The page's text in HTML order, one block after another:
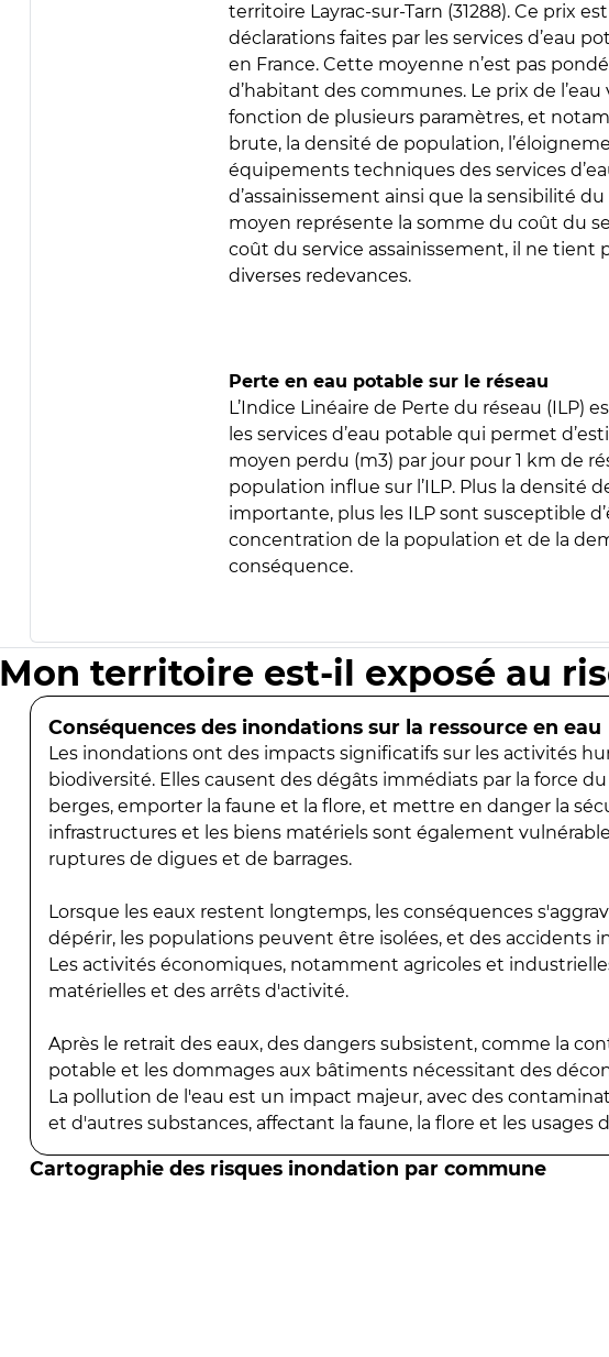
territoire Layrac-sur-Tarn (31288). Ce prix
déclarations faites par les services d’eau
en France. Cette moyenne n’est pas
d’habitant des communes. Le prix de
fonction de plusieurs paramètres, et
brute, la densité de population,
équipements techniques des services
d’assainissement ainsi que la sensibilité
moyen représente la somme du coût du
coût du service assainissement, il ne tient
diverses redevances.
Perte en eau potable sur le réseau
L’Indice Linéaire de Perte du réseau (ILP)
les services d’eau potable qui permet
moyen perdu (m3) par jour pour 1 km de
population influe sur l’ILP. Plus la densité
importante, plus les ILP sont susceptible
concentration de la population et de la
conséquence.
Mon territoire est-il exposé au
Conséquences des inondations sur la ressource en eau
Les inondations ont des impacts significatifs sur les activités
biodiversité. Elles causent des dégâts immédiats par la force
berges, emporter la faune et la flore, et mettre en danger la
infrastructures et les biens matériels sont également
ruptures de digues et de barrages.
Lorsque les eaux restent longtemps, les conséquences
dépérir, les populations peuvent être isolées, et des accidents
Les activités économiques, notamment agricoles et
matérielles et des arrêts d'activité.
Après le retrait des eaux, des dangers subsistent, comme la
potable et les dommages aux bâtiments nécessitant des
La pollution de l'eau est un impact majeur, avec des
et d'autres substances, affectant la faune, la flore et les usages
Cartographie des risques inondation par commune